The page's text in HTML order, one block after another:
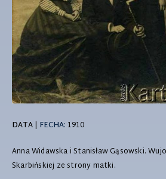
DATA| FECHA: 1910
Anna Widawska i Stanisław Gąsowski.
Skarbińskiej ze strony matki.